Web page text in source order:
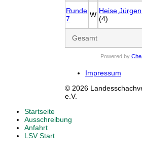
Runde
7
W Heise,Jürgen
(4)
Gesamt
Powered by
Impressum
© 2026
e.V.
Startseite
Ausschreibung
Anfahrt
LSV Start